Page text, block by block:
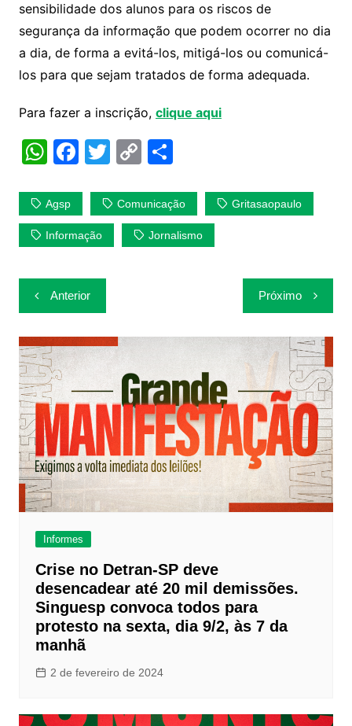
sensibilidade dos alunos para os riscos de
segurança da informação que podem ocorrer no dia
a dia, de forma a evitá-los, mitigá-los ou comunicá-
los para que sejam tratados de forma adequada.
Para fazer a inscrição, clique aqui
W
at
s
A
p
p
F
c
e
b
o
o
T
itt
er
C
p
y
Li
S
ar
e
Agsp Comunicação Gritasaopaulo
Informação Jornalismo
Navegação
de
Post
Anterior Próximo
Informes
Crise no Detran-SP deve
desencadear até 20 mil demissões.
Singuesp convoca todos para
protesto na sexta, dia 9/2, às 7 da
manhã
2 de fevereiro de 2024